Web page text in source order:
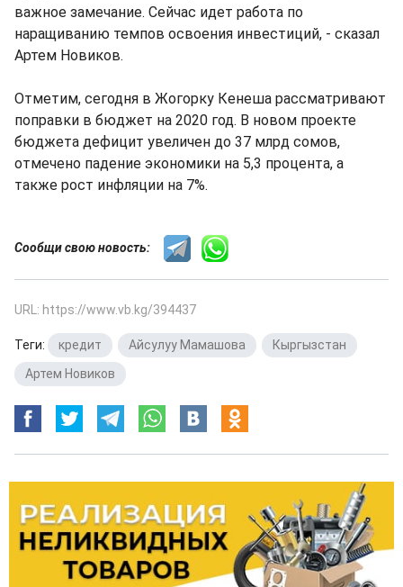
важное замечание. Сейчас идет работа по
наращиванию темпов освоения инвестиций, - сказал
Артем Новиков.
Отметим, сегодня в Жогорку Кенеша рассматривают
поправки в бюджет на 2020 год. В новом проекте
бюджета дефицит увеличен до 37 млрд сомов,
отмечено падение экономики на 5,3 процента, а
также рост инфляции на 7%.
Сообщи свою новость:
URL: https://www.vb.kg/394437
Теги: кредит Айсулуу Мамашова Кыргызстан
Артем Новиков